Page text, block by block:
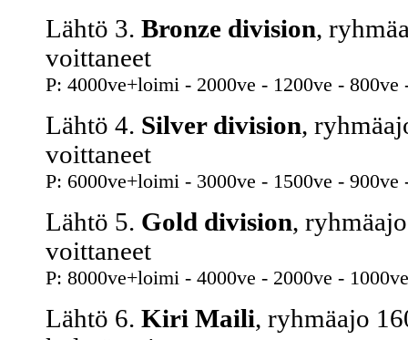
Lähtö 3. Bronze division,
voittaneet
P: 4000ve+loimi - 2000ve - 1200ve - 800ve
Lähtö 4. Silver division,
voittaneet
P: 6000ve+loimi - 3000ve - 1500ve - 900ve
Lähtö 5. Gold division,
voittaneet
P: 8000ve+loimi - 4000ve - 2000ve -
Lähtö 6. Kiri Maili, ryhmäajo